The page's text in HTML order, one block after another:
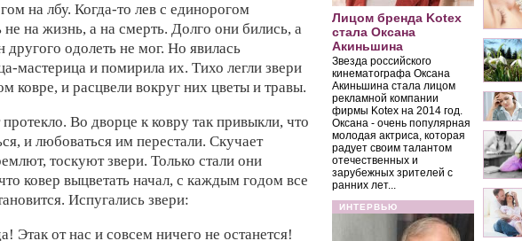
Лицом бренда Kotex
стала Оксана
Акиньшина
Звезда российского
кинематографа Оксана
Акиньшина стала лицом
рекламной компании
фирмы Kotex на 2014 год.
Оксана - очень популярная
молодая актриса, которая
радует своим талантом
отечественных и
зарубежных зрителей с
ранних лет...
ИНТЕРВЬЮ
на лбу. Когда-то лев с единорогом
не на жизнь, а на смерть. Долго они бились, а
другого одолеть не мог. Но явилась
мастерица и помирила их. Тихо легли звери
ковре, и расцвели вокруг них цветы и травы.
протекло. Во дворце кковру так привыкли, что
и любоваться им перестали. Скучает
тоскуют звери. Только стали они
ковер выцветать начал, с каждым годом все
Испугались звери:
Этак отнас и совсем ничего не останется!